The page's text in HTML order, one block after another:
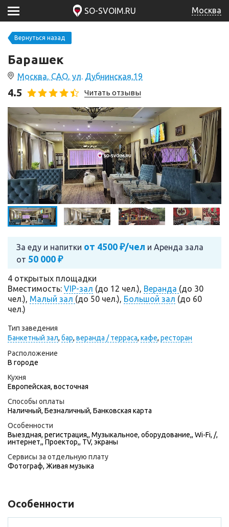
SO-SVOIM.RU Москва
Вернуться назад
Барашек
Москва, САО, ул. Дубнинская,19
4.5 Читать отзывы
За еду и напитки от 4500 ₽/чел и Аренда зала
от 50 000 ₽
4 открытых площадки
Вместимость: VIP-зал (до 12 чел.), Веранда (до 30
чел.), Малый зал (до 50 чел.), Большой зал (до 60
чел.)
Тип заведения
Банкетный зал, бар, веранда / терраса, кафе, ресторан
Расположение
В городе
Кухня
Европейская, восточная
Способы оплаты
Наличный, Безналичный, Банковская карта
Особенности
Выездная, регистрация,, Музыкальное, оборудование,, Wi-Fi, /,
интернет,, Проектор,, TV, экраны
Сервисы за отдельную плату
Фотограф, Живая музыка
Особенности